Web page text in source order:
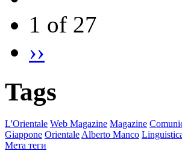
1 of 27
››
Tags
L'Orientale Web Magazine Magazine
Giappone Orientale Alberto Manco
Мета теги